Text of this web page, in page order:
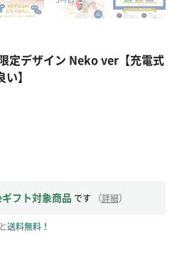
定デザイン Neko ver【充電式
】
フト対象商品 です （詳細）
送料無料！